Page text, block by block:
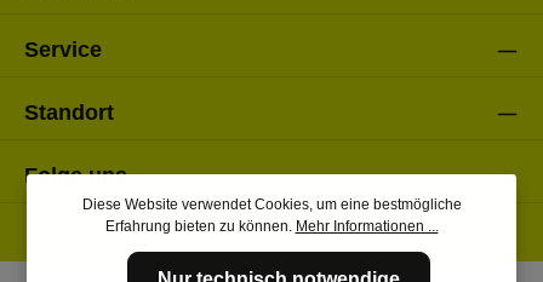
Service
Standort
Folge uns
Diese Website verwendet Cookies, um eine bestmögliche
Erfahrung bieten zu können. Mehr Informationen ...